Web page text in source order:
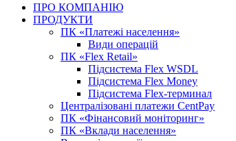
ПРО КОМПАНІЮ
ПРОДУКТИ
ПК «Платежі населення»
Види операцій
ПК «Flex Retail»
Підсистема Flex WSDL
Підсистема Flex Money
Підсистема Flex-терминал
Централізовані платежи CentPay
ПК «Фінансовий моніторинг»
ПК «Вклади населення»